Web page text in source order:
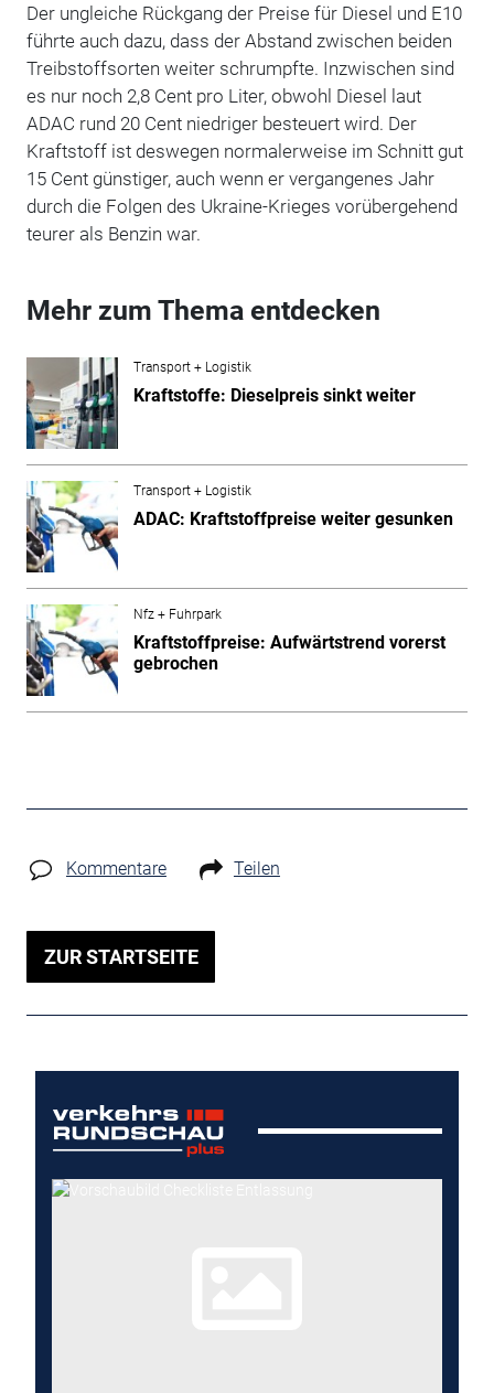
Der ungleiche Rückgang der Preise für Diesel und E10
führte auch dazu, dass der Abstand zwischen beiden
Treibstoffsorten weiter schrumpfte. Inzwischen sind
es nur noch 2,8 Cent pro Liter, obwohl Diesel laut
ADAC rund 20 Cent niedriger besteuert wird. Der
Kraftstoff ist deswegen normalerweise im Schnitt gut
15 Cent günstiger, auch wenn er vergangenes Jahr
durch die Folgen des Ukraine-Krieges vorübergehend
teurer als Benzin war.
Mehr zum Thema entdecken
Transport + Logistik
Kraftstoffe: Dieselpreis sinkt weiter
Transport + Logistik
ADAC: Kraftstoffpreise weiter gesunken
Nfz + Fuhrpark
Kraftstoffpreise: Aufwärtstrend vorerst
gebrochen
Kommentare Teilen
ZUR STARTSEITE